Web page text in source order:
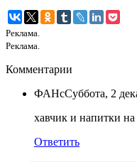
Реклама.
Реклама.
Комментарии
ФАНсСуббота, 2
хавчик и напитки
Ответить